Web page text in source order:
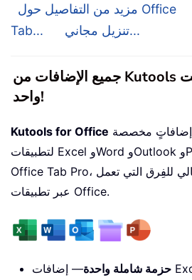
مزيد من التفاصيل حول Office
Tab...
تنزيل مجاني...
جميع الإضافات من Kutools في برنامج تثبيت
واحد!
Kutools for Office
لتطبيقات Excel وWord وOutlook وPowerPoint، إلى جانب
Office Tab Pro، مما يجعلها الخيار المثالي للفِرق التي تعمل
عبر تطبيقات Office.
حزمة شاملة واحدة— إضافات Excel وWord وOutlook